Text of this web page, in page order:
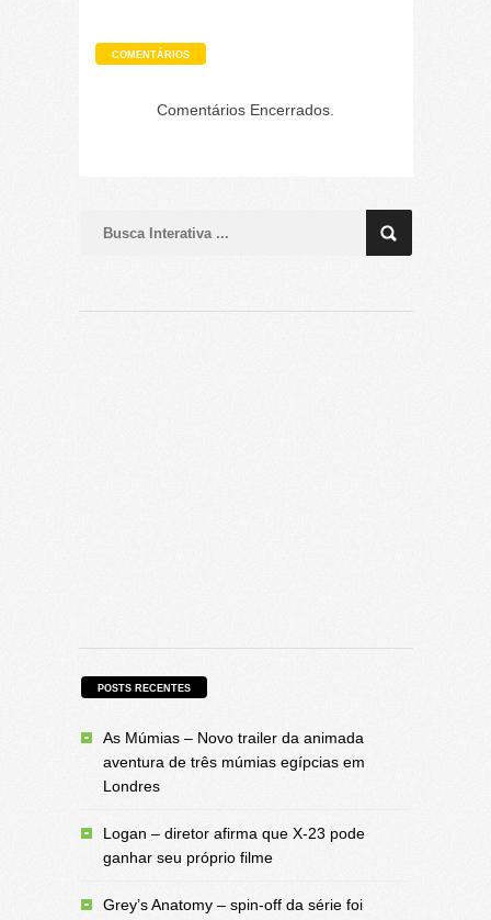
COMENTÁRIOS
Comentários Encerrados.
POSTS RECENTES
As Múmias – Novo trailer da animada
aventura de três múmias egípcias em
Londres
Logan – diretor afirma que X-23 pode
ganhar seu próprio filme
Grey’s Anatomy – spin-off da série foi